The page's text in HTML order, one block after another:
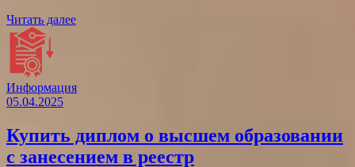
Читать далее
Информация
05.04.2025
Купить диплом о высшем образовании
с занесением в реестр